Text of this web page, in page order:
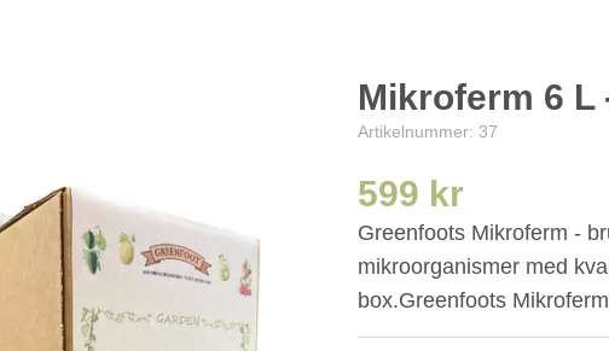
Mikroferm 6 L
Artikelnummer: 37
599 kr
Greenfoots Mikroferm -
mikroorganismer med
box.Greenfoots